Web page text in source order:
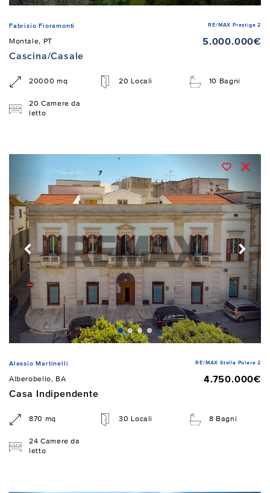
Fabrizio Fioramonti RE/MAX Prestige 2
Montale, PT
5.000.000€
Cascina/Casale
20000 mq 20 Locali 10 Bagni
20 Camere da
letto
Alessio Martinelli RE/MAX Stella Polare 2
Alberobello, BA
4.750.000€
Casa Indipendente
870 mq 30 Locali 8 Bagni
24 Camere da
letto